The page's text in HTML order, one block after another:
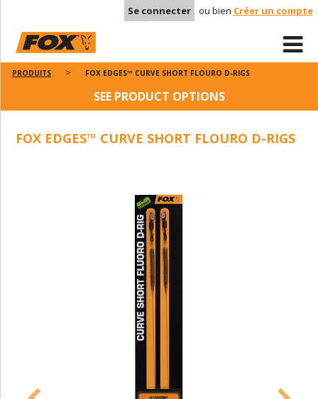
Se connecter ou bien Créer un compte
PRODUITS FOX EDGES™ CURVE SHORT FLOURO D-RIGS
SEE PRODUCT OPTIONS
FOX EDGES™ CURVE SHORT FLOURO D-RIGS